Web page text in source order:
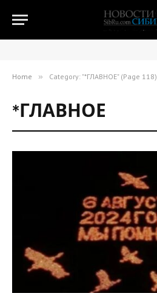
Home » Category: "*ГЛАВНОЕ" (Page 118)
*ГЛАВНОЕ